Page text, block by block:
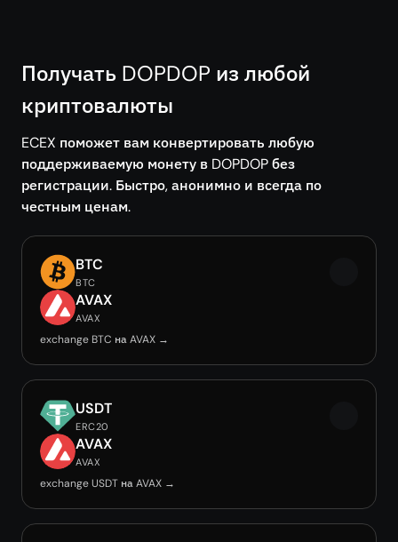
Получать DOPDOP из любой
криптовалюты
ECEX поможет вам конвертировать любую
поддерживаемую монету в DOPDOP без
регистрации. Быстро, анонимно и всегда по
честным ценам.
BTC
BTC
AVAX
AVAX
exchange BTC на AVAX →
USDT
ERC20
AVAX
AVAX
exchange USDT на AVAX →